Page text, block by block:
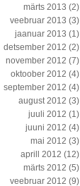
märts 2013 (2)
veebruar 2013 (3)
jaanuar 2013 (1)
detsember 2012 (2)
november 2012 (7)
oktoober 2012 (4)
september 2012 (4)
august 2012 (3)
juuli 2012 (1)
juuni 2012 (4)
mai 2012 (3)
aprill 2012 (12)
märts 2012 (5)
veebruar 2012 (9)